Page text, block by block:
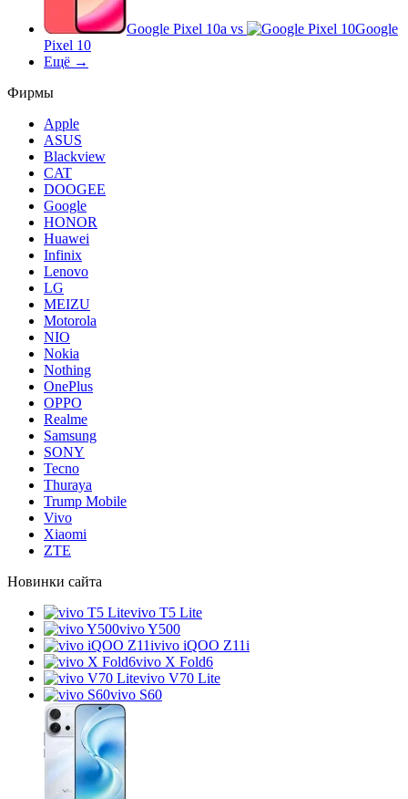
Google Pixel 10a vs
Google
Pixel 10
Ещё →
Фирмы
Apple
ASUS
Blackview
CAT
DOOGEE
Google
HONOR
Huawei
Infinix
Lenovo
LG
MEIZU
Motorola
NIO
Nokia
Nothing
OnePlus
OPPO
Realme
Samsung
SONY
Tecno
Thuraya
Trump Mobile
Vivo
Xiaomi
ZTE
Новинки сайта
vivo T5 Lite
vivo Y500
vivo iQOO Z11i
vivo X Fold6
vivo V70 Lite
vivo S60